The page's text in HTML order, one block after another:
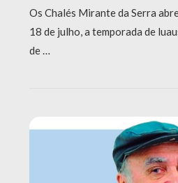
Os Chalés Mirante da Serra
18 de julho, a temporada de
de …